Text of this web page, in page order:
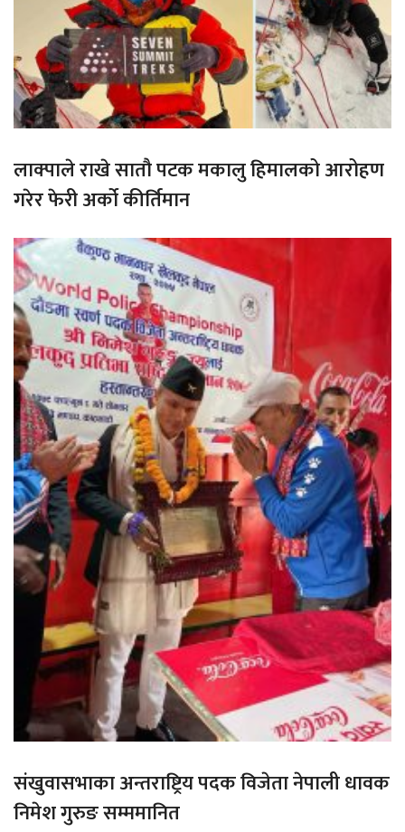
लाक्पाले राखे सातौ पटक मकालु हिमालको आरोहण
गरेर फेरी अर्को कीर्तिमान
संखुवासभाका अन्तराष्ट्रिय पदक विजेता नेपाली धावक
निमेश गुरुङ सम्ममानित